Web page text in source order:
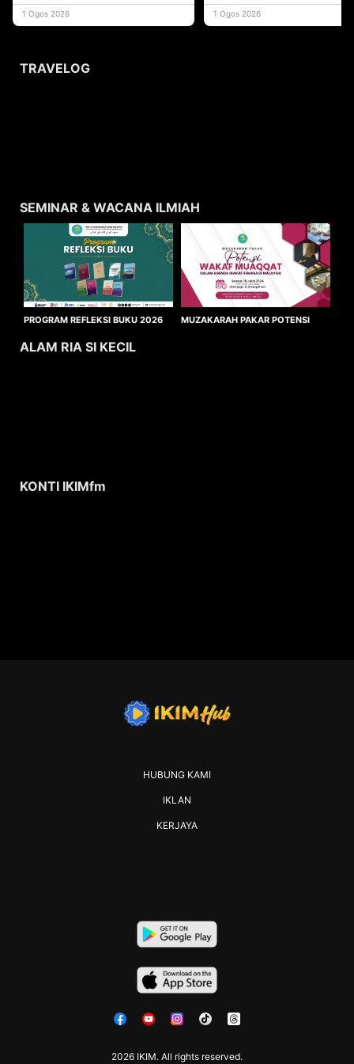
yang memberi ma
1 Ogos 2026
1 Ogos 2026
TRAVELOG
SEMINAR & WACANA ILMIAH
PROGRAM REFLEKSI BUKU 2026
MUZAKARAH PAKAR POTENSI
ALAM RIA SI KECIL
KONTI IKIMfm
2026 IKIM. All rights reserved.
HUBUNG KAMI
IKLAN
KERJAYA